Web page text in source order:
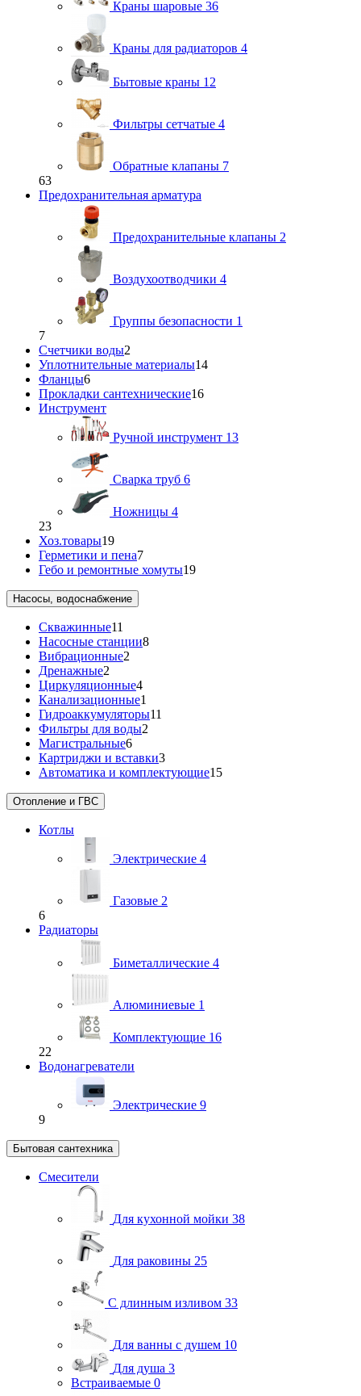
Краны шаровые 36
Краны для радиаторов 4
Бытовые краны 12
Фильтры сетчатые 4
Обратные клапаны 7
63
Предохранительная арматура
Предохранительные клапаны 2
Воздухоотводчики 4
Группы безопасности 1
7
Счетчики воды2
Уплотнительные материалы14
Фланцы6
Прокладки сантехнические16
Инструмент
Ручной инструмент 13
Сварка труб 6
Ножницы 4
23
Хоз.товары19
Герметики и пена7
Гебо и ремонтные хомуты19
Насосы, водоснабжение
Скважинные11
Насосные станции8
Вибрационные2
Дренажные2
Циркуляционные4
Канализационные1
Гидроаккумуляторы11
Фильтры для воды2
Магистральные6
Картриджи и вставки3
Автоматика и комплектующие15
Отопление и ГВС
Котлы
Электрические 4
Газовые 2
6
Радиаторы
Биметаллические 4
Алюминиевые 1
Комплектующие 16
22
Водонагреватели
Электрические 9
9
Бытовая сантехника
Смесители
Для кухонной мойки 38
Для раковины 25
С длинным изливом 33
Для ванны с душем 10
Для душа 3
Встраиваемые 0